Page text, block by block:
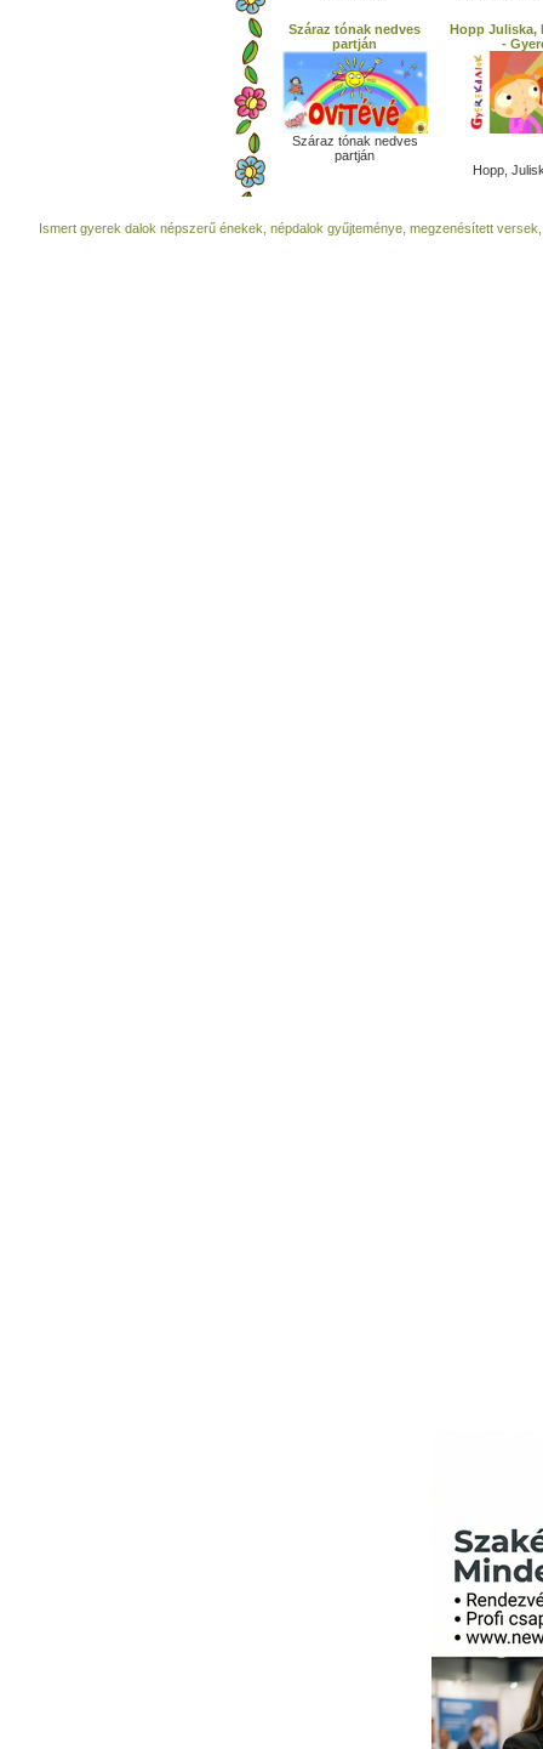
Száraz tónak nedves
partján
Száraz tónak nedves
partján
Hopp Juliska,
-
Hopp,
Ismert gyerek dalok népszerű énekek, népdalok gyűjteménye, megzenésített